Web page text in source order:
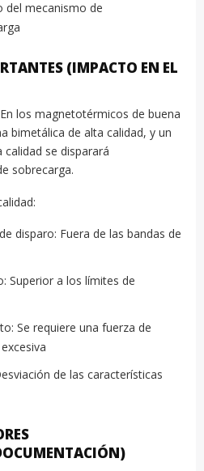
del mecanismo de
(IMPACTO EN EL
los magnetotérmicos de buena
bimetálica de alta calidad, y un
se disparará
sobrecarga.
disparo: Fuera de las bandas de
Superior a los límites de
Se requiere una fuerza de
de las características